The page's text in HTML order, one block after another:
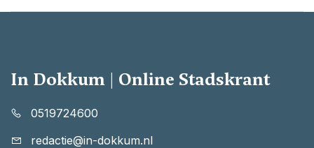
In Dokkum | Online Stadskrant
0519724600
redactie@in-dokkum.nl